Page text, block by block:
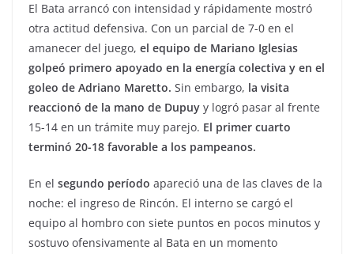
El Bata arrancó con intensidad y rápidamente mostró
otra actitud defensiva. Con un parcial de 7-0 en el
amanecer del juego, el equipo de Mariano Iglesias
golpeó primero apoyado en la energía colectiva y en el
goleo de Adriano Maretto. Sin embargo, la visita
reaccionó de la mano de Dupuy y logró pasar al frente
15-14 en un trámite muy parejo. El primer cuarto
terminó 20-18 favorable a los pampeanos.
En el segundo período apareció una de las claves de la
noche: el ingreso de Rincón. El interno se cargó el
equipo al hombro con siete puntos en pocos minutos y
sostuvo ofensivamente al Bata en un momento